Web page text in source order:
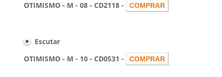
OTIMISMO - M - 08 - CD2118 -
Escutar
OTIMISMO - M - 10 - CD0531 -